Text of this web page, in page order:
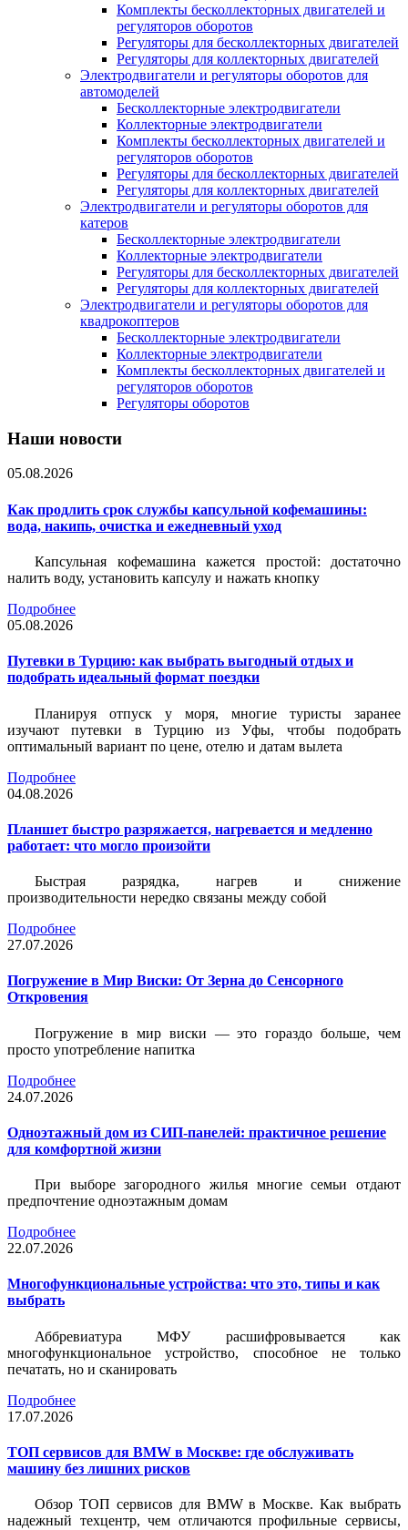
Комплекты бесколлекторных двигателей и
регуляторов оборотов
Регуляторы для бесколлекторных двигателей
Регуляторы для коллекторных двигателей
Электродвигатели и регуляторы оборотов для
автомоделей
Бесколлекторные электродвигатели
Коллекторные электродвигатели
Комплекты бесколлекторных двигателей и
регуляторов оборотов
Регуляторы для бесколлекторных двигателей
Регуляторы для коллекторных двигателей
Электродвигатели и регуляторы оборотов для
катеров
Бесколлекторные электродвигатели
Коллекторные электродвигатели
Регуляторы для бесколлекторных двигателей
Регуляторы для коллекторных двигателей
Электродвигатели и регуляторы оборотов для
квадрокоптеров
Бесколлекторные электродвигатели
Коллекторные электродвигатели
Комплекты бесколлекторных двигателей и
регуляторов оборотов
Регуляторы оборотов
Наши новости
05.08.2026
Как продлить срок службы капсульной кофемашины:
вода, накипь, очистка и ежедневный уход
Капсульная кофемашина кажется простой: достаточно
налить воду, установить капсулу и нажать кнопку
Подробнее
05.08.2026
Путевки в Турцию: как выбрать выгодный отдых и
подобрать идеальный формат поездки
Планируя отпуск у моря, многие туристы заранее
изучают путевки в Турцию из Уфы, чтобы подобрать
оптимальный вариант по цене, отелю и датам вылета
Подробнее
04.08.2026
Планшет быстро разряжается, нагревается и медленно
работает: что могло произойти
Быстрая разрядка, нагрев и снижение
производительности нередко связаны между собой
Подробнее
27.07.2026
Погружение в Мир Виски: От Зерна до Сенсорного
Откровения
Погружение в мир виски — это гораздо больше, чем
просто употребление напитка
Подробнее
24.07.2026
Одноэтажный дом из СИП-панелей: практичное решение
для комфортной жизни
При выборе загородного жилья многие семьи отдают
предпочтение одноэтажным домам
Подробнее
22.07.2026
Многофункциональные устройства: что это, типы и как
выбрать
Аббревиатура МФУ расшифровывается как
многофункциональное устройство, способное не только
печатать, но и сканировать
Подробнее
17.07.2026
ТОП сервисов для BMW в Москве: где обслуживать
машину без лишних рисков
Обзор ТОП сервисов для BMW в Москве. Как выбрать
надежный техцентр, чем отличаются профильные сервисы,